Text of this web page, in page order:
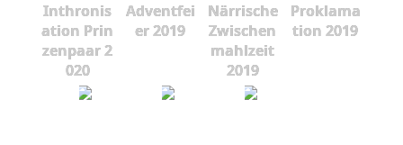
Inthronis
ation Prin
zenpaar 2
020
Adventfei
er 2019
Närrische
Zwischen
mahlzeit
2019
Proklama
tion 2019